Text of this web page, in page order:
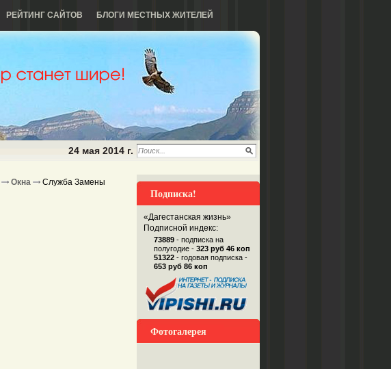
РЕЙТИНГ САЙТОВ БЛОГИ МЕСТНЫХ ЖИТЕЛЕЙ
24 мая 2014 г.
Окна
Служба Замены
Подписка!
«Дагестанская жизнь»
Подписной индекс:
73889 - подписка на
полугодие - 323 руб 46 коп
51322 - годовая подписка -
653 руб 86 коп
Фотогалерея